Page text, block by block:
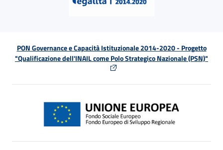
PON Governance e Capacità Istituzionale 2014-2020 - Progetto
"Qualificazione dell'INAIL come Polo Strategico Nazionale (PSN)"